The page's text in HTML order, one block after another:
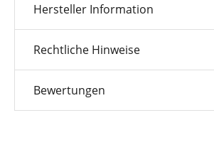
Hersteller Information
Rechtliche Hinweise
Bewertungen